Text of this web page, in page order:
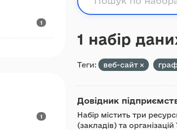
1
1
1 набір
Теги: веб-сайт
Довідник
Набір містить три
(закладів) та